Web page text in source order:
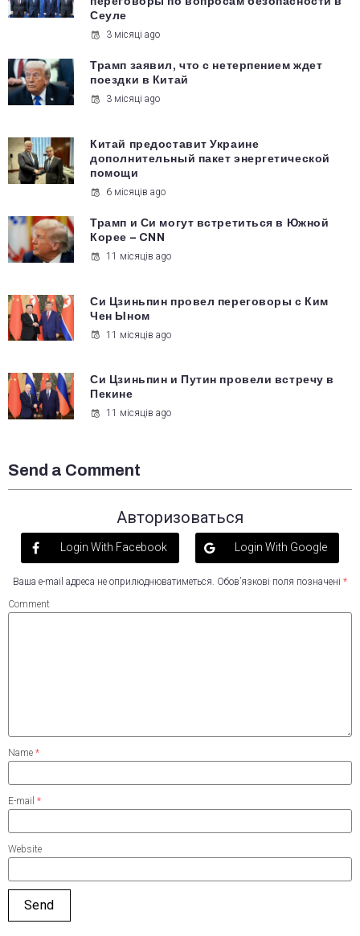
Сеуле
3 місяці ago
Трамп заявил, что с нетерпением ждет
поездки в Китай
3 місяці ago
Китай предоставит Украине
дополнительный пакет энергетической
помощи
6 місяців ago
Трамп и Си могут встретиться в Южной
Корее – CNN
11 місяців ago
Си Цзиньпин провел переговоры с Ким
Чен Ыном
11 місяців ago
Си Цзиньпин и Путин провели встречу в
Пекине
11 місяців ago
Send a Comment
Авторизоваться
Login With Facebook Login With Google
Ваша e-mail адреса не оприлюднюватиметься. Обов’язкові поля позначені *
Comment
Name *
E-mail *
Website